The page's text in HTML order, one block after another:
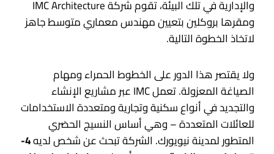
والإدارية في تلك البيئة، تقوم شركة IMC Architecture
ومقرها بروكلين بتعيين مهندس معماري متوسط ​​جاهز
لاتخاذ الخطوة التالية.
ولا يقتصر هذا الدور على الخطوط الحمراء ومهام
الصياغة المعزولة. تعمل IMC عبر مشاريع الإنشاء
والتجديد في أنواع سكنية وتجارية ومتعددة الاستخدامات
للعائلات المتعددة – وهي أساس النسيج الحضري
المتطور لمدينة نيويورك. الشركة تبحث عن شخص لديه 4-